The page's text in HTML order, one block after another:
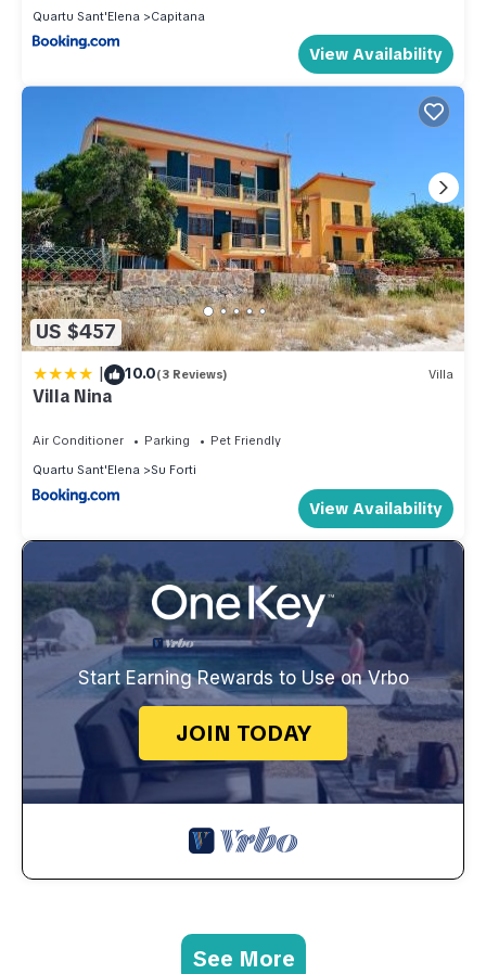
Quartu Sant'Elena
Capitana
View Availability
US $457
| 10.0(3 Reviews) Villa
Villa Nina
Air Conditioner Parking
Pet Friendly
Quartu Sant'Elena
Su Forti
View Availability
Start Earning Rewards to Use on Vrbo
JOIN TODAY
See More